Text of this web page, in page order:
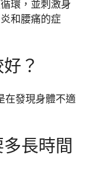
環，並刺激身
和腰痛的症
？
在發現身體不適
長時間